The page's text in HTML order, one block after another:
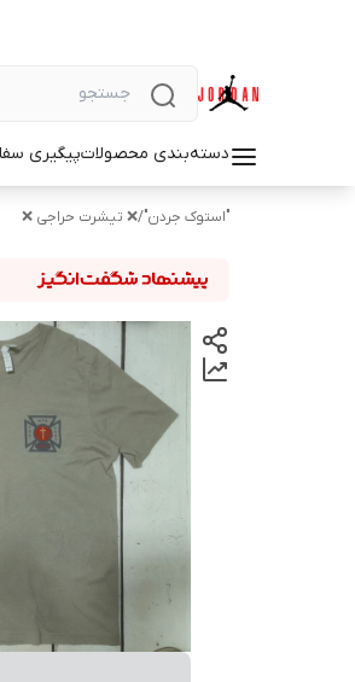
دسته‌بندی محصولاتپیگیری
"استوک جردن"/❌ تیشرت حراجی ❌